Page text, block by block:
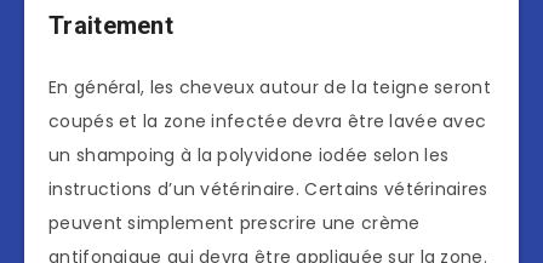
Traitement
En général, les cheveux autour de la teigne seront
coupés et la zone infectée devra être lavée avec
un shampoing à la polyvidone iodée selon les
instructions d’un vétérinaire. Certains vétérinaires
peuvent simplement prescrire une crème
antifongique qui devra être appliquée sur la zone.